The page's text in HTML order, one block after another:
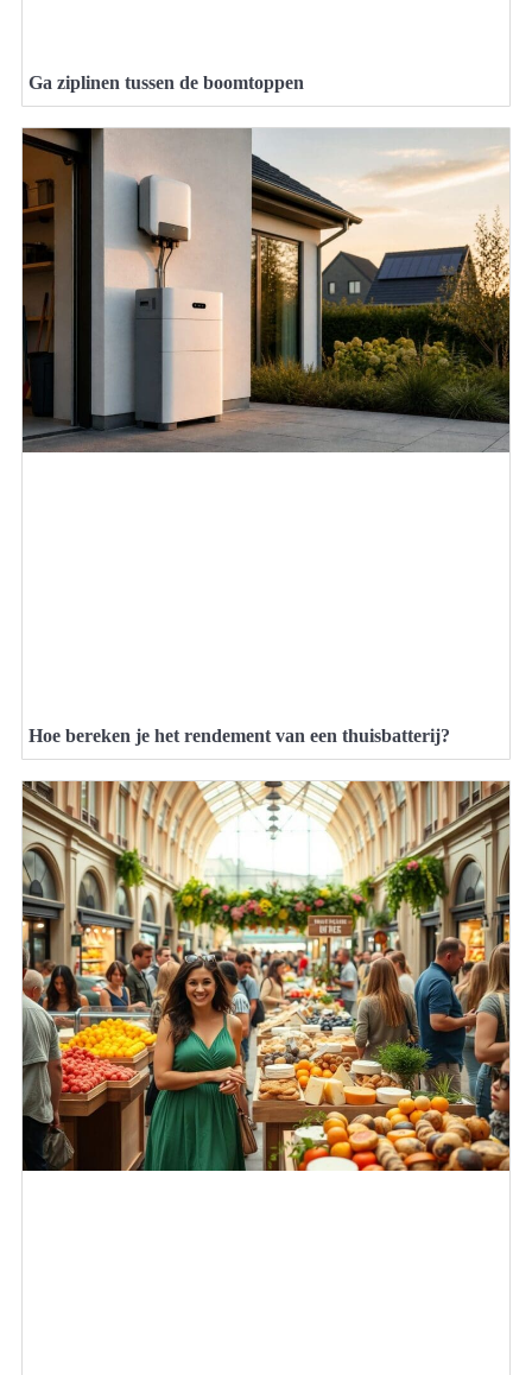
Ga ziplinen tussen de boomtoppen
Hoe bereken je het rendement van een thuisbatterij?